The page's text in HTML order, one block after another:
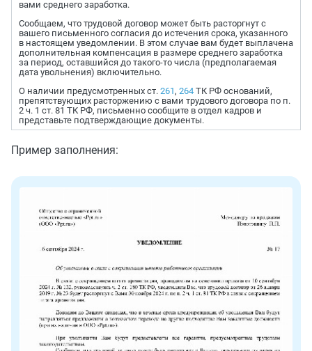
вами среднего заработка.
Сообщаем, что трудовой договор может быть расторгнут с
вашего письменного согласия до истечения срока, указанного
в настоящем уведомлении. В этом случае вам будет выплачена
дополнительная компенсация в размере среднего заработка
за период, оставшийся до такого-то числа (предполагаемая
дата увольнения) включительно.
О наличии предусмотренных ст. 261, 264 ТК РФ оснований,
препятствующих расторжению с вами трудового договора по п.
2 ч. 1 ст. 81 ТК РФ, письменно сообщите в отдел кадров и
представьте подтверждающие документы.
Пример заполнения: